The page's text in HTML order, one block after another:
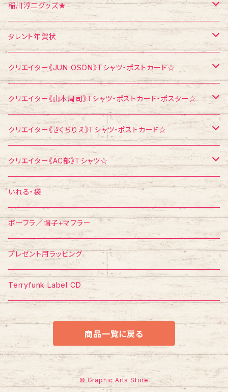
お面
飛び出すカード
メモ帳
CD
ポストカード
Tシャツ
ポストカード
メモ帳
稲川淳二グッズ★
Tシャツ
ポストカード
タレント年賀状
江頭2：50
稲川淳二
浅見千代子
エスパー伊東
クリエイター《JUN OSON》Tシャツ・ポストカード☆
Tシャツ
ポストカード
クリエイター《山本周司》Tシャツ・ポストカード・ポスター☆
Tシャツ
ポストカード
ポスター
クリエイター《きくちりえ》Tシャツ・ポストカード☆
Tシャツ
ポストカード
クリエイター《AC部》Tシャツ☆
Tシャツ
いれる・袋
ボーフラ／帽子+マフラー
プレゼント用ラッピング
Terryfunk Label CD
商品一覧に戻る
© Graphic Arts Store